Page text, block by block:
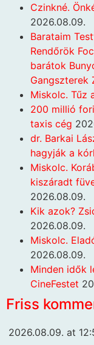
Czinkné.
2026.08.09.
Barataim
Rendőrök
barátok
Gangszterek
Miskolc. Tűz
200 millió
taxis cég
dr. Barkai
hagyják a
Miskolc.
kiszáradt
2026.08.09.
Kik azok?
2026.08.09.
Miskolc.
2026.08.09.
Minden idők
CineFestet
Friss
2026.08.09. at